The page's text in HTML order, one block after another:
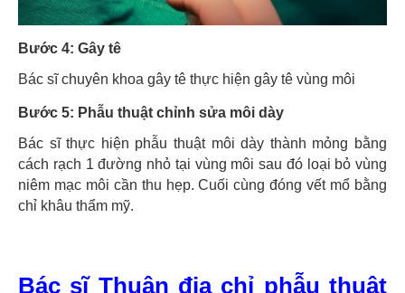
Bước 4: Gây tê
Bác sĩ chuyên khoa gây tê thực hiện gây tê vùng môi
Bước 5: Phẫu thuật chỉnh sửa môi dày
Bác sĩ thực hiện phẫu thuật môi dày thành mỏng bằng
cách rạch 1 đường nhỏ tại vùng môi sau đó loại bỏ vùng
niêm mạc môi cần thu hẹp. Cuối cùng đóng vết mổ bằng
chỉ khâu thẩm mỹ.
Bác sĩ Thuận địa chỉ phẫu thuật